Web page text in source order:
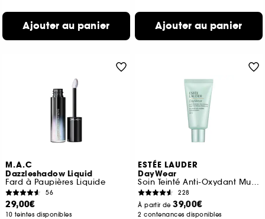
Ajouter au panier Ajouter au panier
M.A.C
Dazzleshadow Liquid
Fard à Paupières Liquide
56
29,00€
10 teintes disponibles
ESTÉE LAUDER
DayWear
Soin Teinté Anti-Oxydant Multi-Protection SPF 15
228
À partir de39,00€
2 contenances disponibles